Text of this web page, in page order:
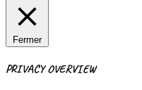
Fermer
PRIVACY OVERVIEW